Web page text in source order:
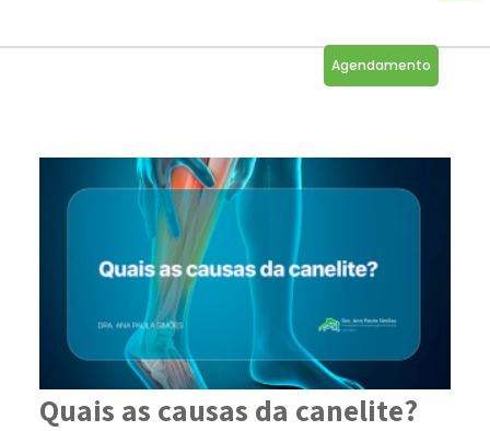
Agendamento
Quais as causas da canelite?